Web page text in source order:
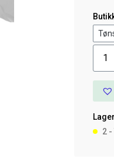
Stop
Fjord
27
antall
2